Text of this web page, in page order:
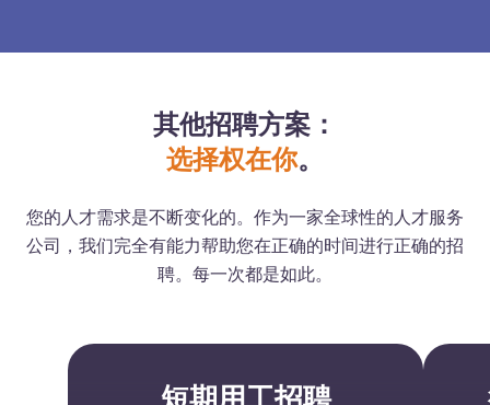
其他招聘方案：
选择权在你。
您的人才需求是不断变化的。作为一家全球性的人才服务
公司，我们完全有能力帮助您在正确的时间进行正确的招
聘。每一次都是如此。